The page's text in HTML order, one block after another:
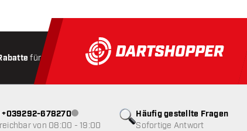
für Kunden Produkte auf Lager, Versand
Häufig gestellte Fragen
Sofortige Antwort
+039292-678270Kundenservice nicht verfügbar
von 08:00 - 19:00